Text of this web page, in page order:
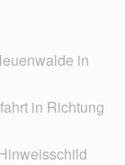
in
in Richtung